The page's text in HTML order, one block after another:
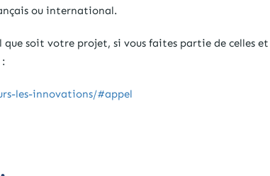
ou international.
que soit votre projet, si vous faites partie de celles et
les-innovations/#appel